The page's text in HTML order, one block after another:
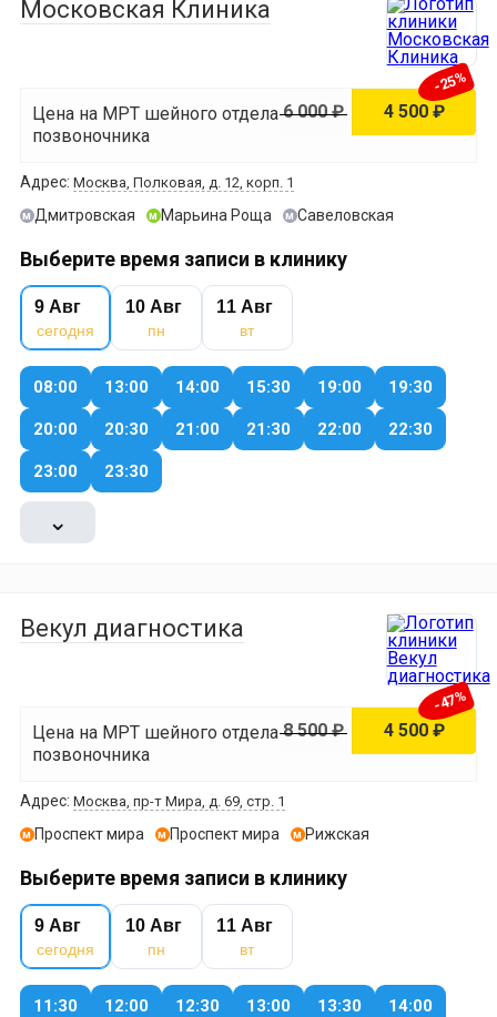
Московская Клиника
Цена на МРТ шейного отдела
позвоночника
4 500 ₽
6 000 ₽
-25%
Адрес: Москва, Полковая, д. 12, корп. 1
м Дмитровская м Марьина Роща м Савеловская
Выберите время записи в клинику
9 Авг
сегодня
10 Авг
пн
11 Авг
вт
08:00 13:00 14:00 15:30 19:00 19:30
20:00 20:30 21:00 21:30 22:00 22:30
23:00 23:30
⌄
Векул диагностика
Цена на МРТ шейного отдела
позвоночника
4 500 ₽
8 500 ₽
-47%
Адрес: Москва, пр-т Мира, д. 69, стр. 1
м Проспект мира м Проспект мира м Рижская
Выберите время записи в клинику
9 Авг
сегодня
10 Авг
пн
11 Авг
вт
11:30 12:00 12:30 13:00 13:30 14:00